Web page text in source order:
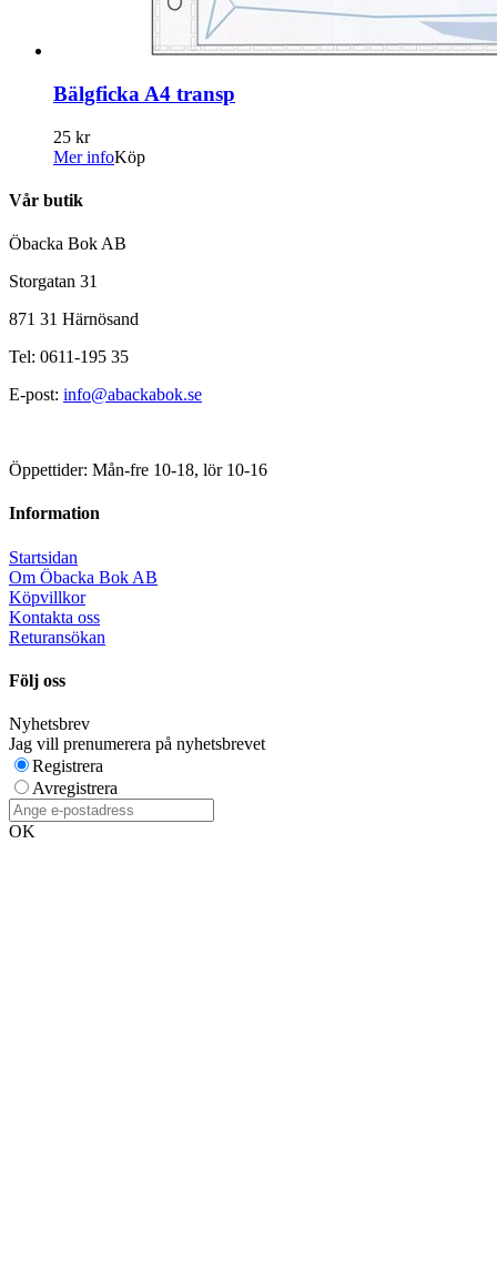
Bälgficka A4 transp
25 kr
Mer infoKöp
Vår butik
Öbacka Bok AB
Storgatan 31
871 31 Härnösand
Tel: 0611-195 35
E-post: info@abackabok.se
Öppettider: Mån-fre 10-18, lör 10-16
Information
Startsidan
Om Öbacka Bok AB
Köpvillkor
Kontakta oss
Returansökan
Följ oss
Nyhetsbrev
Jag vill prenumerera på nyhetsbrevet
Registrera
Avregistrera
OK